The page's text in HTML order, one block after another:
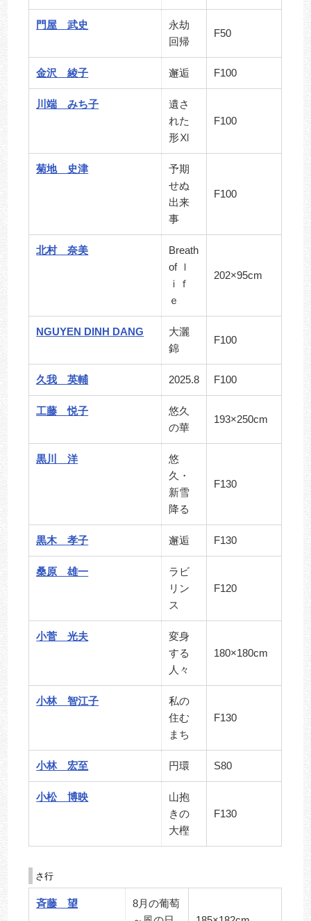
門屋 武史
永劫
回帰
F50
金沢 綾子 邂逅 F100
川端 みち子
遺さ
れた
形Ⅺ
F100
菊地 史津
予期
せぬ
出来
事
F100
北村 奈美
Breath
of ｌ
ｉｆ
ｅ
202×95cm
NGUYEN DINH DANG
大灑
錦
F100
久我 英輔 2025.8 F100
工藤 悦子
悠久
の華
193×250cm
黒川 洋
悠
久・
新雪
降る
F130
黒木 孝子 邂逅 F130
桑原 雄一
ラビ
リン
ス
F120
小菅 光夫
変身
する
人々
180×180cm
小林 智江子
私の
住む
まち
F130
小林 宏至 円環 S80
小松 博映
山抱
きの
大樫
F130
斉藤 望
8月の葡萄
さ行